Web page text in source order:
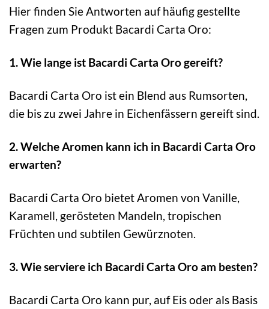
Hier finden Sie Antworten auf häufig gestellte
Fragen zum Produkt Bacardi Carta Oro:
1. Wie lange ist Bacardi Carta Oro gereift?
Bacardi Carta Oro ist ein Blend aus Rumsorten,
die bis zu zwei Jahre in Eichenfässern gereift sind.
2. Welche Aromen kann ich in Bacardi Carta Oro
erwarten?
Bacardi Carta Oro bietet Aromen von Vanille,
Karamell, gerösteten Mandeln, tropischen
Früchten und subtilen Gewürznoten.
3. Wie serviere ich Bacardi Carta Oro am besten?
Bacardi Carta Oro kann pur, auf Eis oder als Basis